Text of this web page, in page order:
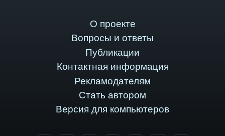
О проекте
Вопросы и ответы
Публикации
Контактная информация
Рекламодателям
Стать автором
Версия для компьютеров